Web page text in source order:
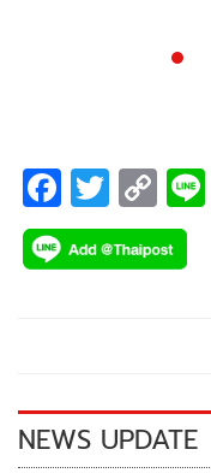
F
ac
e
k
T
wi
tt
C
o
p
k
NEWS UPDATE